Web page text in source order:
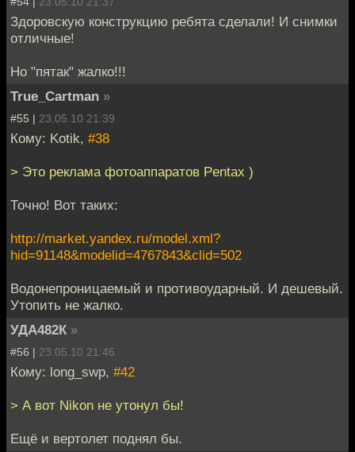
Здоровскую конструкцию ребята сделали! И снимки
отличные!
Но "пятак" жалко!!!
True_Cartman »
#55 | 23.05.10 21:39
Кому: Kotik, #38
> Это реклама фотоаппаратов Pentax )
Точно! Вот таких:
http://market.yandex.ru/model.xml?
hid=91148&modelid=4767843&clid=502
Водонепроницаемый и противоударный. И дешевый.
Утопить не жалко.
УДА482К »
#56 | 23.05.10 21:46
Кому: long_swp, #42
> А вот Nikon не утонул бы!
Ещё и вертолет поднял бы.